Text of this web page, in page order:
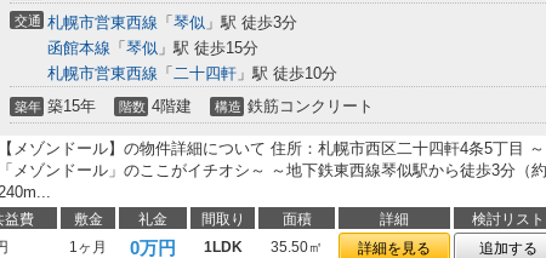
交通 札幌市営東西線 「 琴似 」駅 徒歩3分
函館本線 「 琴似 」駅 徒歩15分
札幌市営東西線 「 二十四軒 」駅 徒歩10分
築年 築15年 階数 4階建 構造 鉄筋コンクリート
【メゾンドール】の物件詳細について 住所：札幌市西区二十四軒4条5丁目 ～
「メゾンドール」のここがイチオシ～ ～地下鉄東西線琴似駅から徒歩3分（約
益費 敷金 礼金 間取り 面積 詳細
検討リスト
1ヶ月 0万円 1LDK 35.50㎡ 詳細を見る
追加する